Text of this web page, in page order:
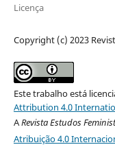
Licença
Copyright (c) 2023
Este trabalho está
Attribution 4.0
ARevista Estudos
Atribuição 4.0